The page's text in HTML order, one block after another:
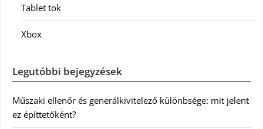
Tablet tok
Xbox
Legutóbbi bejegyzések
Műszaki ellenőr és generálkivitelező különbsége: mit jelent
ez építtetőként?